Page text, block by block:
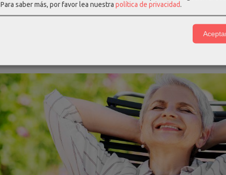
Para saber más, por favor lea nuestra política de privacidad.